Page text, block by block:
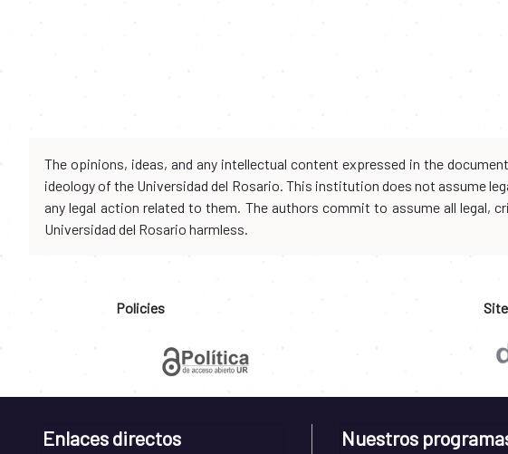
The opinions, ideas, and any intellectual content expressed in the
ideology of the Universidad del Rosario. This institution does not assume
any legal action related to them. The authors commit to assume all legal,
Universidad del Rosario harmless.
Policies
Enlaces directos Nuestros